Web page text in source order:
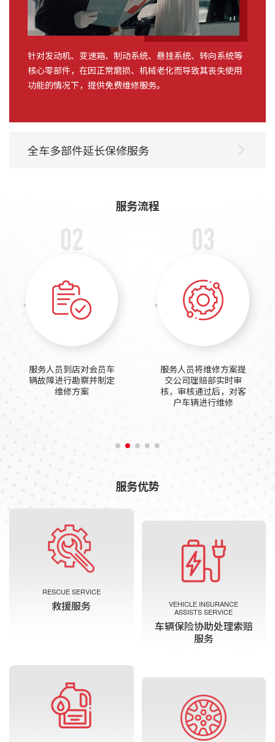
针对发动机、变速箱、制动系统、悬挂系统、转向系统等
核心零部件，在因正常磨损、机械老化而导致其丧失使用
功能的情况下，提供免费维修服务。
全车多部件延长保修服务
服务流程
02
服务人员到店对会员车
辆故障进行勘察并制定
维修方案
03
服务人员将维修方案提
交公司理赔部实时审
核，审核通过后，对客
户车辆进行维修
服务优势
RESCUE SERVICE
救援服务
VEHICLE INSURANCE
ASSISTS SERVICE
车辆保险协助处理索赔
服务